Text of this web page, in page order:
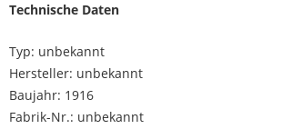
Technische Daten
Typ: unbekannt
Hersteller: unbekannt
Baujahr: 1916
Fabrik-Nr.: unbekannt